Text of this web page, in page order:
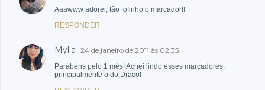
Aaawww adorei, tão fofinho o marcador!!
RESPONDER
Mylla 24 de janeiro de 2011 às 02:35
Parabéns pelo 1 mês! Achei lindo esses marcadores,
principalmente o do Draco!